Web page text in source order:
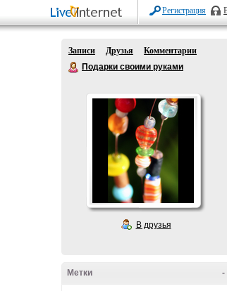
Регистрация
Записи Друзья
Комментарии
Подарки своими руками
В друзья
-
Метки